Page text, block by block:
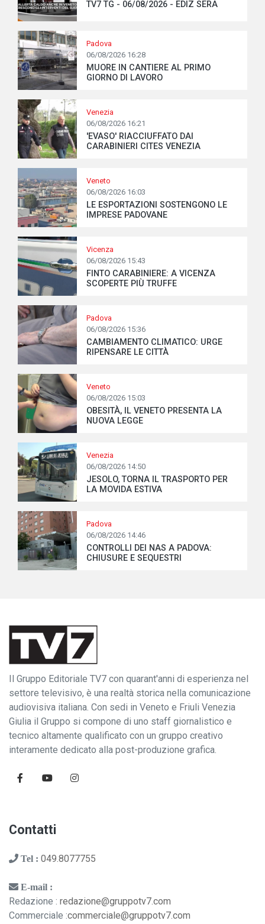
TV7 TG - 06/08/2026 - EDIZ SERA
Padova
06/08/2026 16:28
MUORE IN CANTIERE AL PRIMO
GIORNO DI LAVORO
Venezia
06/08/2026 16:21
'EVASO' RIACCIUFFATO DAI
CARABINIERI CITES VENEZIA
Veneto
06/08/2026 16:03
LE ESPORTAZIONI SOSTENGONO LE
IMPRESE PADOVANE
Vicenza
06/08/2026 15:43
FINTO CARABINIERE: A VICENZA
SCOPERTE PIÙ TRUFFE
Padova
06/08/2026 15:36
CAMBIAMENTO CLIMATICO: URGE
RIPENSARE LE CITTÀ
Veneto
06/08/2026 15:03
OBESITÀ, IL VENETO PRESENTA LA
NUOVA LEGGE
Venezia
06/08/2026 14:50
JESOLO, TORNA IL TRASPORTO PER
LA MOVIDA ESTIVA
Padova
06/08/2026 14:46
CONTROLLI DEI NAS A PADOVA:
CHIUSURE E SEQUESTRI
Il Gruppo Editoriale TV7 con quarant'anni di esperienza nel
settore televisivo, è una realtà storica nella comunicazione
audiovisiva italiana. Con sedi in Veneto e Friuli Venezia
Giulia il Gruppo si compone di uno staff giornalistico e
tecnico altamente qualificato con un gruppo creativo
interamente dedicato alla post-produzione grafica.
Contatti
Tel : 049.8077755
E-mail :
Redazione : redazione@gruppotv7.com
Commerciale :commerciale@gruppotv7.com